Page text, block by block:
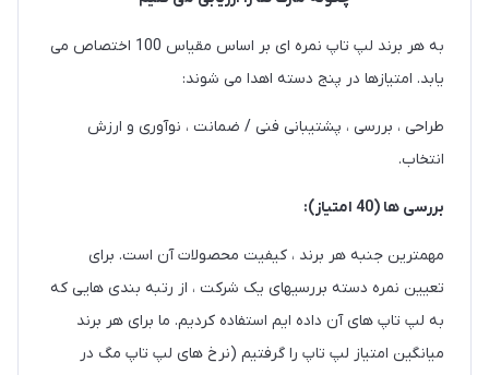
به هر برند لپ تاپ نمره ای بر اساس مقیاس 100 اختصاص می
یابد. امتیازها در پنج دسته اهدا می شوند:
طراحی ، بررسی ، پشتیبانی فنی / ضمانت ، نوآوری و ارزش
انتخاب.
بررسی ها (40 امتیاز):
مهمترین جنبه هر برند ، کیفیت محصولات آن است. برای
تعیین نمره دسته بررسیهای یک شرکت ، از رتبه بندی هایی که
به لپ تاپ های آن داده ایم استفاده کردیم. ما برای هر برند
میانگین امتیاز لپ تاپ را گرفتیم (نرخ های لپ تاپ مگ در